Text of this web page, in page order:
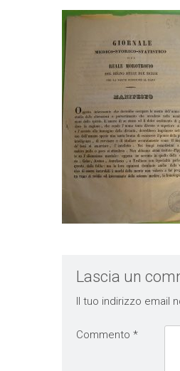
Lascia un
Il tuo indirizzo email
Commento *